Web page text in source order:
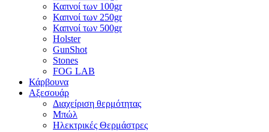
Καπνοί των 100gr
Καπνοί των 250gr
Καπνοί των 500gr
Holster
GunShot
Stones
FOG LAB
Κάρβουνα
Αξεσουάρ
Διαχείριση θερμότητας
Μπώλ
Ηλεκτρικές Θερμάστρες